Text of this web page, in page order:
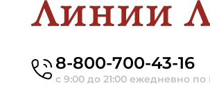
8-800-700-43-16
с 9:00 до 21:00 ежедневно